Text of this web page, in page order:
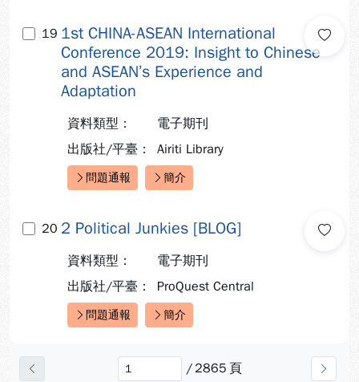
19 1st CHINA-ASEAN International
Conference 2019: Insight to Chinese
and ASEAN’s Experience and
Adaptation
資料類型：
電子期刊
出版社/平臺：
Airiti Library
快速連結：
問題通報 簡介
20 2 Political Junkies [BLOG]
資料類型：
電子期刊
出版社/平臺：
ProQuest Central
快速連結：
問題通報 簡介
/ 2865 頁